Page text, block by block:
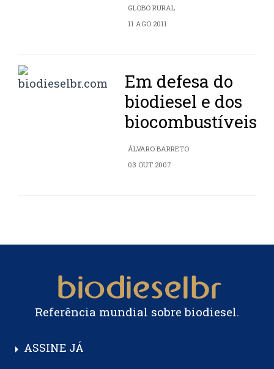
GLOBO RURAL
11 AGO 2011
Em defesa do
biodiesel e dos
biocombustíveis
ÁLVARO BARRETO
03 OUT 2007
Referência mundial sobre biodiesel.
arrow_right ASSINE JÁ